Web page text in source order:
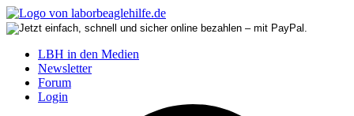
LBH in den Medien
Newsletter
Forum
Login